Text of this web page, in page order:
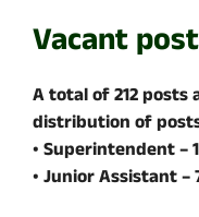
Vacant
A total of 212
distribution of
• Superintendent –
• Junior Assistant –